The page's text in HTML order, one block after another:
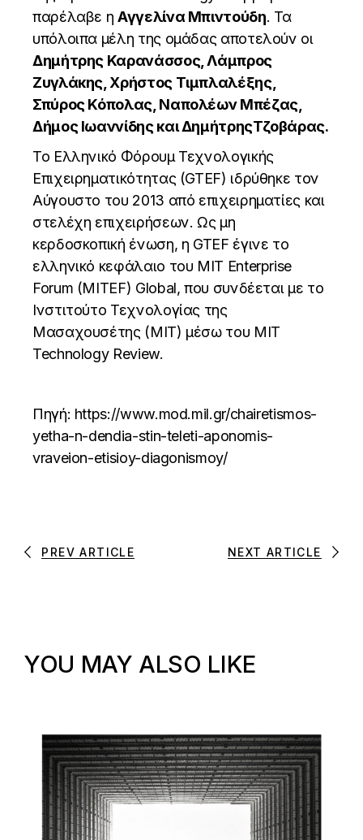
παρέλαβε ηΑγγελίνα Μπιντούδη. Τα
υπόλοιπα μέλη της ομάδας αποτελούν οι
Δημήτρης Καρανάσσος, Λάμπρος
Ζυγλάκης, Χρήστος Τιμπλαλέξης,
Σπύρος Κόπολας,Ναπολέων Μπέζας,
Δήμος Ιωαννίδης και ΔημήτρηςΤζοβάρας.
Το Ελληνικό Φόρουμ Τεχνολογικής
Επιχειρηματικότητας (GTEF) ιδρύθηκε τον
Αύγουστο του 2013 από επιχειρηματίες και
στελέχη επιχειρήσεων. Ως μη
κερδοσκοπική ένωση, η GTEF έγινε το
ελληνικό κεφάλαιο του MIT Enterprise
Forum (MITEF) Global, που συνδέεται με το
Ινστιτούτο Τεχνολογίας της
Μασαχουσέτης (MIT) μέσω του MIT
Technology Review.
Πηγή: https://www.mod.mil.gr/chairetismos-
yetha-n-dendia-stin-teleti-aponomis-
vraveion-etisioy-diagonismoy/
PREV ARTICLE NEXT ARTICLE
YOU MAY ALSO LIKE